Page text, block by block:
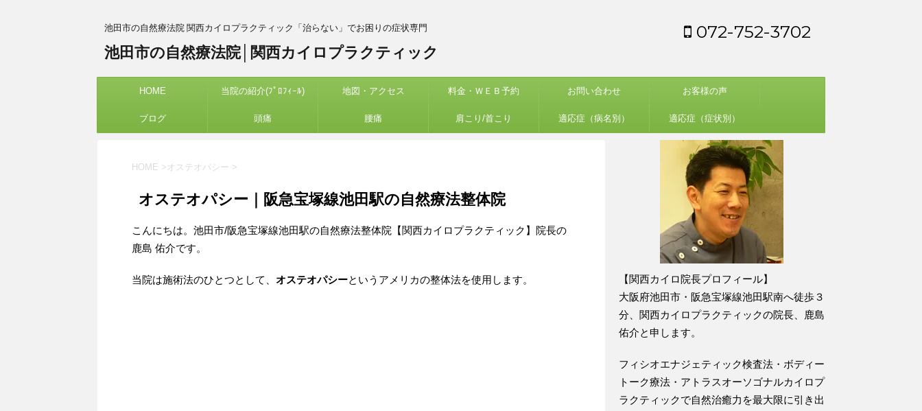
池田市の自然療法院 関西カイロプラクティック「治らない」でお困りの症状専門
池田市の自然療法院│関西カイロプラクティック
072-752-3702
HOME 当院の紹介(ﾌﾟﾛﾌｨｰﾙ) 地図・アクセス 料金・ＷＥＢ予約 お問い合わせ お客様の声
ブログ 頭痛 腰痛 肩こり/首こり 適応症（病名別） 適応症（症状別）
HOME > オステオパシー >
オステオパシー｜阪急宝塚線池田駅の自然療法整体院
こんにちは。池田市/阪急宝塚線池田駅の自然療法整体院【関西カイロプラクティック】院長の
鹿島 佑介です。
当院は施術法のひとつとして、 オステオパシーというアメリカの整体法を使用します。
【関西カイロ院長プロフィール】
大阪府池田市・阪急宝塚線池田駅南へ徒歩３
分、関西カイロプラクティックの院長、鹿島
佑介と申します。
フィシオエナジェティック検査法・ボディー
トーク療法・アトラスオーソゴナルカイロプ
ラクティックで自然治癒力を最大限に引き出